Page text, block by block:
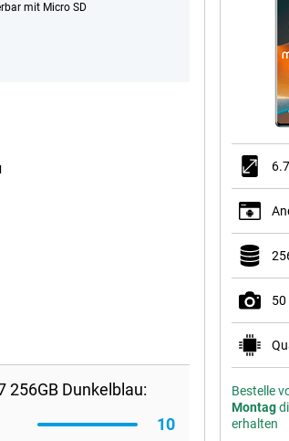
mit Micro SD
Dunkelblau:
10
50
Bestelle
Montag
erhalten